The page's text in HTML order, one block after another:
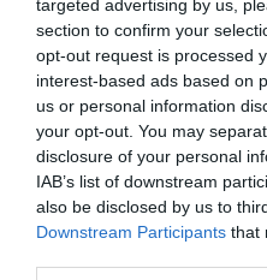
targeted advertising by us,
section to confirm your
opt-out request is processed
interest-based ads based on
us or personal information
your opt-out. You may
disclosure of your personal
IAB’s list of downstream
also be disclosed by us to
Downstream Participants that
irygacyjnemu z czasów
obfitością drzew i zieleni.
Doskonałe miejsce na
Mendoza uważana jest
najlepszych miejsc do
idealne miejsce dla
wina w pięknych
7. Praktyczne